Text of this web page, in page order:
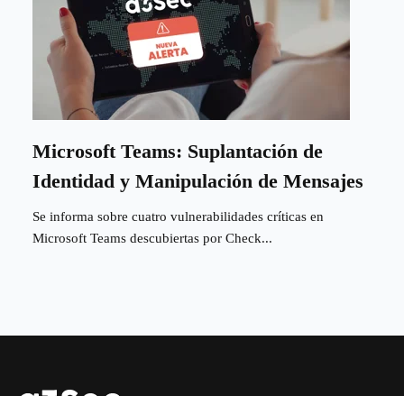
Microsoft Teams: Suplantación de
Identidad y Manipulación de Mensajes
Se informa sobre cuatro vulnerabilidades críticas en
Microsoft Teams descubiertas por Check...